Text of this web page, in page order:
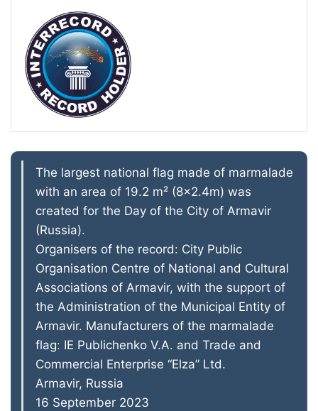
The largest national flag made of marmalade
with an area of 19.2 m² (8×2.4m) was
created for the Day of the City of Armavir
(Russia).
Organisers of the record: City Public
Organisation Centre of National and Cultural
Associations of Armavir, with the support of
the Administration of the Municipal Entity of
Armavir. Manufacturers of the marmalade
flag: IE Publichenko V.A. and Trade and
Commercial Enterprise “Elza” Ltd.
Armavir, Russia
16 September 2023